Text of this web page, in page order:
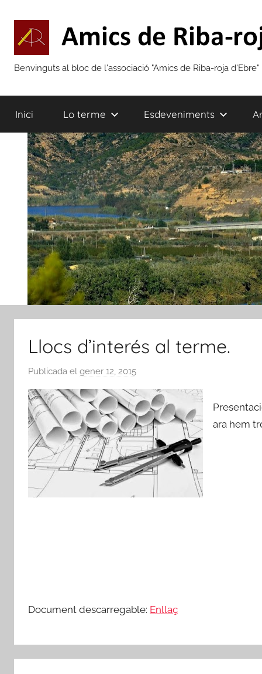
contingut
Amics
de
Riba-
roja
d'Ebre
Benvinguts al bloc de l'associació "Amics de Riba-roja d'Ebre"
Inici Lo terme Esdeveniments
Llocs d’interés al terme.
Publicada el gener 12, 2015
e
r
A
m
i
c
s
o
a
d
ara hem
Document descarregable: Enllaç